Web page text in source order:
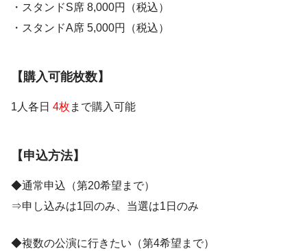
・スタンドS席 8,000円（税込）
・スタンドA席 5,000円（税込）
【購入可能枚数】
1人各日 4枚 まで購入可能
【申込方法】
◆通常申込（第20希望まで）
⇒申し込みは1回のみ、当選は1日のみ
◆複数の公演に行きたい（第4希望まで）